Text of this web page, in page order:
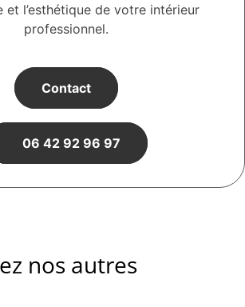
et l’esthétique de votre intérieur
professionnel.
Contact
06 42 92 96 97
nos autres